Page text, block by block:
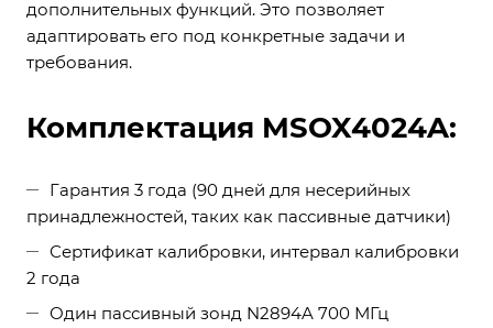
дополнительных функций. Это позволяет
адаптировать его под конкретные задачи и
требования.
Комплектация MSOX4024A:
Гарантия 3 года (90 дней для несерийных
принадлежностей, таких как пассивные датчики)
Сертификат калибровки, интервал калибровки
2 года
Один пассивный зонд N2894A 700 МГц